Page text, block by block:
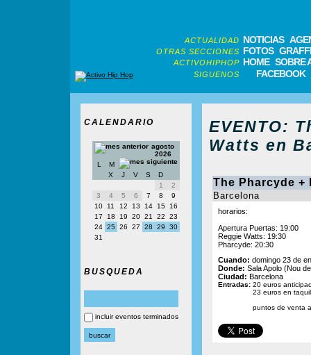
ACTUALIDAD NOTICIAS
OTRAS SECCIONES FOTOS
ACTIVOHIPHOP HOME SOBRE
SIGUENOS FACEBOOK
CALENDARIO
agosto
2026
L
M
X
J V S
D
1
2
3
4 5 6 7 8
9
10
11 12 13 14 15
16
17
18 19 20 21 22
23
24 25 26 27 28 29
30
31
BUSQUEDA
incluir eventos terminados
EVENTO:
Watts en
The Pharcyde +
Barcelona
horarios:
Apertura Puertas: 19:00
Reggie Watts: 19:30
Pharcyde: 20:30
Cuando: domingo 23 de
Donde: Sala Apolo (Nou
Ciudad: Barcelona
Entradas: 20 euros
23 euros en
puntos de venta